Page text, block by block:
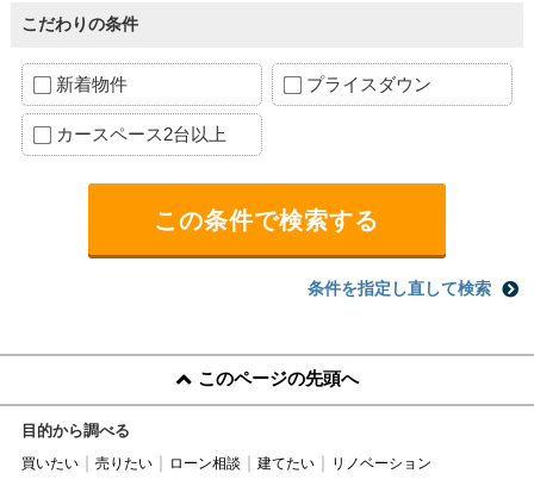
こだわりの条件
新着物件 プライスダウン
カースペース2台以上
条件を指定し直して検索
このページの先頭へ
目的から調べる
買いたい 売りたい ローン相談 建てたい リノベーション